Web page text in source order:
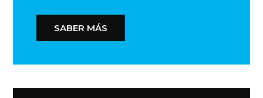
SABER MÁS